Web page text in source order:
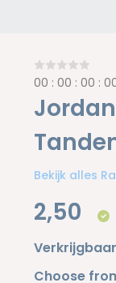
00 :00 :00 :0
Bekijk alles
2,50
Choose